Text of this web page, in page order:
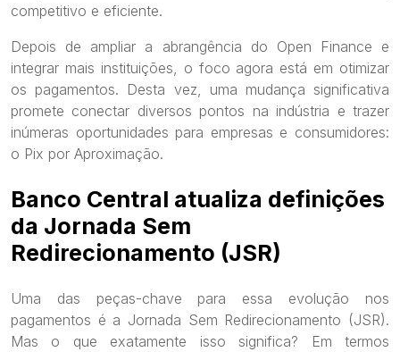
competitivo e eficiente.
Depois de ampliar a abrangência do Open Finance e
integrar mais instituições, o foco agora está em otimizar
os pagamentos. Desta vez, uma mudança significativa
promete conectar diversos pontos na indústria e trazer
inúmeras oportunidades para empresas e consumidores:
o Pix por Aproximação.
Banco Central atualiza definições
da Jornada Sem
Redirecionamento (JSR)
Uma das peças-chave para essa evolução nos
pagamentos é a Jornada Sem Redirecionamento (JSR).
Mas o que exatamente isso significa? Em termos